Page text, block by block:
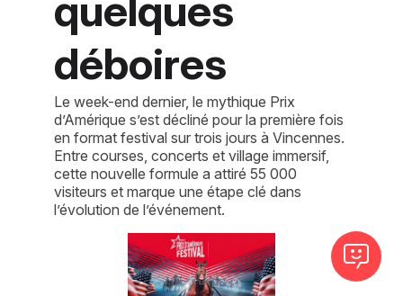
déboires
Le week-end dernier, le mythique Prix
d’Amérique s’est décliné pour la première fois
en format festival sur trois jours à Vincennes.
Entre courses, concerts et village immersif,
cette nouvelle formule a attiré 55 000
visiteurs et marque une étape clé dans
l’évolution de l’événement.